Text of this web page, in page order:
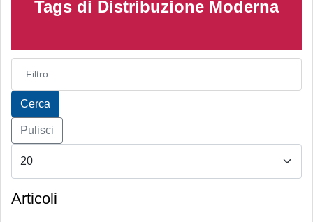
Tags di Distribuzione Moderna
Inserisci parte del titolo
Cerca
Pulisci
Articoli